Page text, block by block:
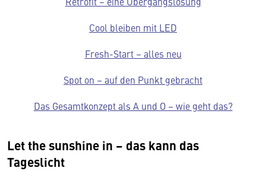
Cool bleiben mit LED
Fresh-Start – alles neu
Spot on – auf den Punkt gebracht
Das Gesamtkonzept als A und O – wie geht das?
Let the sunshine in – das kann das
Tageslicht